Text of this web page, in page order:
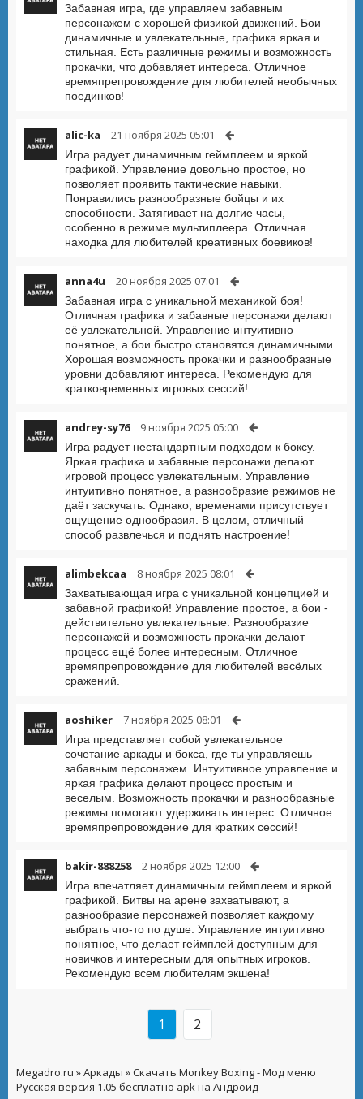
Забавная игра, где управляем забавным
персонажем с хорошей физикой движений. Бои
динамичные и увлекательные, графика яркая и
стильная. Есть различные режимы и возможность
прокачки, что добавляет интереса. Отличное
времяпрепровождение для любителей необычных
поединков!
alic-ka 21 ноября 2025 05:01
Игра радует динамичным геймплеем и яркой
графикой. Управление довольно простое, но
позволяет проявить тактические навыки.
Понравились разнообразные бойцы и их
способности. Затягивает на долгие часы,
особенно в режиме мультиплеера. Отличная
находка для любителей креативных боевиков!
anna4u 20 ноября 2025 07:01
Забавная игра с уникальной механикой боя!
Отличная графика и забавные персонажи делают
её увлекательной. Управление интуитивно
понятное, а бои быстро становятся динамичными.
Хорошая возможность прокачки и разнообразные
уровни добавляют интереса. Рекомендую для
кратковременных игровых сессий!
andrey-sy76 9 ноября 2025 05:00
Игра радует нестандартным подходом к боксу.
Яркая графика и забавные персонажи делают
игровой процесс увлекательным. Управление
интуитивно понятное, а разнообразие режимов не
даёт заскучать. Однако, временами присутствует
ощущение однообразия. В целом, отличный
способ развлечься и поднять настроение!
alimbekcaa 8 ноября 2025 08:01
Захватывающая игра с уникальной концепцией и
забавной графикой! Управление простое, а бои -
действительно увлекательные. Разнообразие
персонажей и возможность прокачки делают
процесс ещё более интересным. Отличное
времяпрепровождение для любителей весёлых
сражений.
aoshiker 7 ноября 2025 08:01
Игра представляет собой увлекательное
сочетание аркады и бокса, где ты управляешь
забавным персонажем. Интуитивное управление и
яркая графика делают процесс простым и
веселым. Возможность прокачки и разнообразные
режимы помогают удерживать интерес. Отличное
времяпрепровождение для кратких сессий!
bakir-888258 2 ноября 2025 12:00
Игра впечатляет динамичным геймплеем и яркой
графикой. Битвы на арене захватывают, а
разнообразие персонажей позволяет каждому
выбрать что-то по душе. Управление интуитивно
понятное, что делает геймплей доступным для
новичков и интересным для опытных игроков.
Рекомендую всем любителям экшена!
1 2
Megadro.ru »Аркады » Скачать Monkey Boxing - Мод меню
Русская версия 1.05 бесплатно apk на Андроид